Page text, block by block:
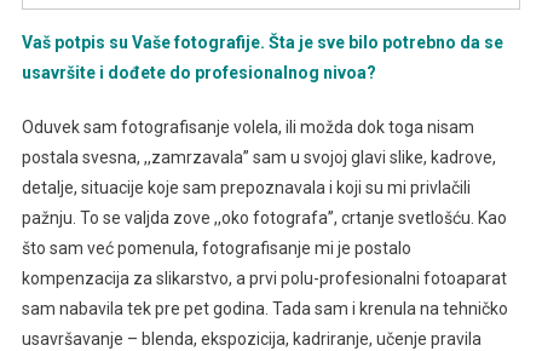
Vaš potpis su Vaše fotografije. Šta je sve bilo potrebno da se
usavršite i dođete do profesionalnog nivoa?
Oduvek sam fotografisanje volela, ili možda dok toga nisam
postala svesna, ,,zamrzavala’’ sam u svojoj glavi slike, kadrove,
detalje, situacije koje sam prepoznavala i koji su mi privlačili
pažnju. To se valjda zove ,,oko fotografa’’, crtanje svetlošću. Kao
što sam već pomenula, fotografisanje mi je postalo
kompenzacija za slikarstvo, a prvi polu-profesionalni fotoaparat
sam nabavila tek pre pet godina. Tada sam i krenula na tehničko
usavršavanje – blenda, ekspozicija, kadriranje, učenje pravila